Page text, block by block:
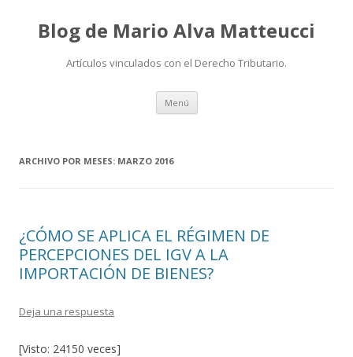
Blog de Mario Alva Matteucci
Artículos vinculados con el Derecho Tributario.
Menú Ir
contenido
ARCHIVO POR MESES: MARZO 2016
¿CÓMO SE APLICA EL RÉGIMEN DE
PERCEPCIONES DEL IGV A LA
IMPORTACIÓN DE BIENES?
Deja una respuesta
[Visto: 24150 veces]